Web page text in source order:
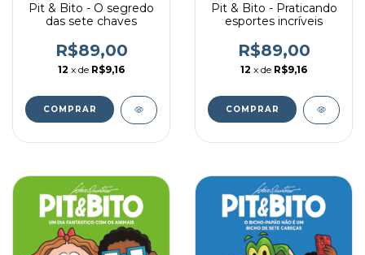
Pit & Bito - O segredo
das sete chaves
R$89,00
12 x de R$9,16
Pit & Bito - Praticando
esportes incríveis
R$89,00
12 x de R$9,16